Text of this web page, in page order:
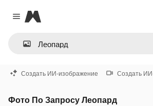
Close menu
Magnific
Создать ИИ-изображение Создать
Фото По Запросу Леопард